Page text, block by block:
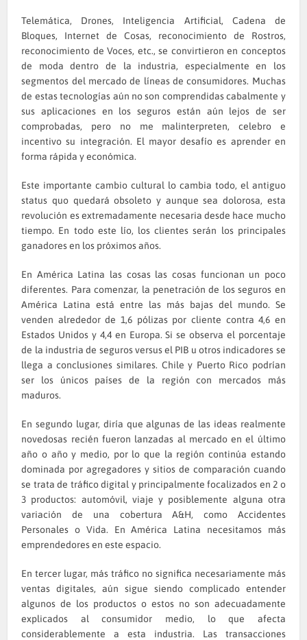
Telemática, Drones, Inteligencia Artificial, Cadena de
Bloques, Internet de Cosas, reconocimiento de Rostros,
reconocimiento de Voces, etc., se convirtieron en conceptos
de moda dentro de la industria, especialmente en los
segmentos del mercado de líneas de consumidores. Muchas
de estas tecnologías aún no son comprendidas cabalmente y
sus aplicaciones en los seguros están aún lejos de ser
comprobadas, pero no me malinterpreten, celebro e
incentivo su integración. El mayor desafío es aprender en
forma rápida y económica.
Este importante cambio cultural lo cambia todo, el antiguo
status quo quedará obsoleto y aunque sea dolorosa, esta
revolución es extremadamente necesaria desde hace mucho
tiempo. En todo este lío, los clientes serán los principales
ganadores en los próximos años.
En América Latina las cosas las cosas funcionan un poco
diferentes. Para comenzar, la penetración de los seguros en
América Latina está entre las más bajas del mundo. Se
venden alrededor de 1,6 pólizas por cliente contra 4,6 en
Estados Unidos y 4,4 en Europa. Si se observa el porcentaje
de la industria de seguros versus el PIB u otros indicadores se
llega a conclusiones similares. Chile y Puerto Rico podrían
ser los únicos países de la región con mercados más
maduros.
En segundo lugar, diría que algunas de las ideas realmente
novedosas recién fueron lanzadas al mercado en el último
año o año y medio, por lo que la región continúa estando
dominada por agregadores y sitios de comparación cuando
se trata de tráfico digital y principalmente focalizados en 2 o
3 productos: automóvil, viaje y posiblemente alguna otra
variación de una cobertura A&H, como Accidentes
Personales o Vida. En América Latina necesitamos más
emprendedores en este espacio.
En tercer lugar, más tráfico no significa necesariamente más
ventas digitales, aún sigue siendo complicado entender
algunos de los productos o estos no son adecuadamente
explicados al consumidor medio, lo que afecta
considerablemente a esta industria. Las transacciones